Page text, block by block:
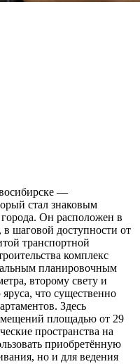
—
стал знаковым
Он расположен в
шаговой доступности от
транспортной
комплекс
планировочным
второму свету и
что существенно
Здесь
площадью от 29
пространства на
приобретённую
но и для ведения